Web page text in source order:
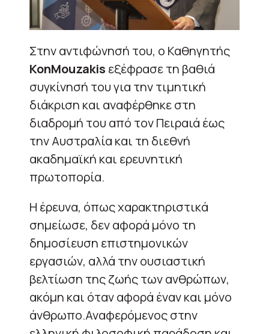
Στην αντιφώνησή του, ο Καθηγητής
KonMouzakis εξέφρασε τη βαθιά
συγκίνησή του για την τιμητική
διάκριση και αναφέρθηκε στη
διαδρομή του από τον Πειραιά έως
την Αυστραλία και τη διεθνή
ακαδημαϊκή και ερευνητική
πρωτοπορία.
Η έρευνα, όπως χαρακτηριστικά
σημείωσε, δεν αφορά μόνο τη
δημοσίευση επιστημονικών
εργασιών, αλλά την ουσιαστική
βελτίωση της ζωής των ανθρώπων,
ακόμη και όταν αφορά έναν και μόνο
άνθρωπο.Αναφερόμενος στην